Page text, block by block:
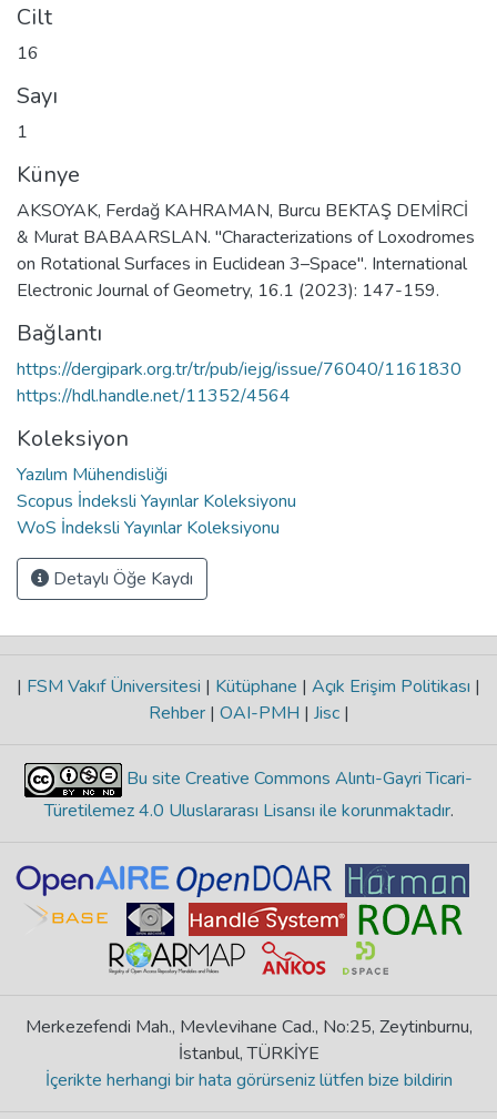
Cilt
16
Sayı
1
Künye
AKSOYAK, Ferdağ KAHRAMAN, Burcu BEKTAŞ DEMİRCİ
& Murat BABAARSLAN. "Characterizations of Loxodromes
on Rotational Surfaces in Euclidean 3–Space". International
Electronic Journal of Geometry, 16.1 (2023): 147-159.
Bağlantı
https://dergipark.org.tr/tr/pub/iejg/issue/76040/1161830
https://hdl.handle.net/11352/4564
Koleksiyon
Yazılım Mühendisliği
Scopus İndeksli Yayınlar Koleksiyonu
WoS İndeksli Yayınlar Koleksiyonu
Detaylı Öğe Kaydı
| FSM Vakıf Üniversitesi | Kütüphane | Açık Erişim Politikası |
Rehber | OAI-PMH | Jisc |
Bu site Creative Commons Alıntı-Gayri Ticari-
Türetilemez 4.0 Uluslararası Lisansı ile korunmaktadır.
Merkezefendi Mah., Mevlevihane Cad., No:25, Zeytinburnu,
İstanbul, TÜRKİYE
İçerikte herhangi bir hata görürseniz lütfen bize bildirin